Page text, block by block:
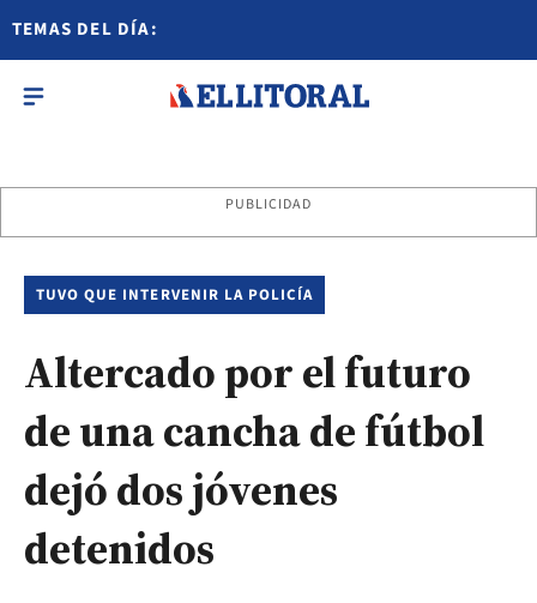
TEMAS DEL DÍA:
PUBLICIDAD
TUVO QUE INTERVENIR LA POLICÍA
Altercado por el futuro
de una cancha de fútbol
dejó dos jóvenes
detenidos